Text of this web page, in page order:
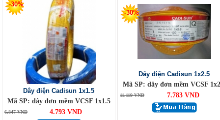
-30%
Dây điện Cadisun 1x1.5
Mã SP: dây đơn mềm VCSF 1x1.5
6.847 VND 4.793 VND
-30%
Dây điện Cadisun 1x2.5
Mã SP: dây đơn mềm VCSF
11.119 VND 7.783 VND